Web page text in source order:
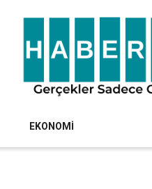
EKONOMİ